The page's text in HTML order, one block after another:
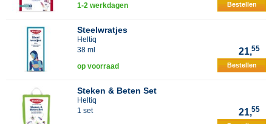
1-2 werkdagen Bestellen
Steelwratjes
Heltiq
38 ml
21,55
op voorraad Bestellen
Steken & Beten Set
Heltiq
1 set
21,55